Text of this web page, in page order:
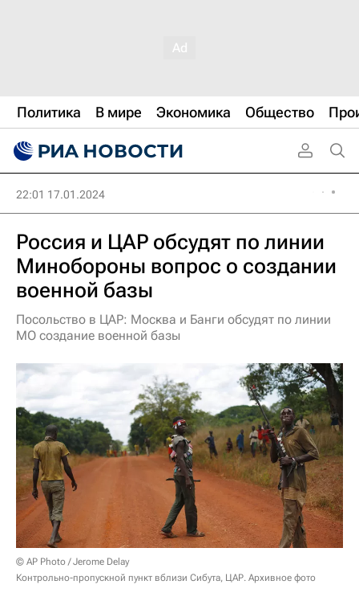
Политика В мире Экономика Общество
22:01 17.01.2024
Россия и ЦАР обсудят по линии
Минобороны вопрос о создании
военной базы
Посольство в ЦАР: Москва и Банги обсудят по линии
МО создание военной базы
© AP Photo / Jerome Delay
Контрольно-пропускной пункт вблизи Сибута, ЦАР. Архивное фото